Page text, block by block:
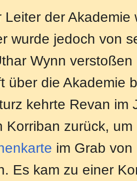
Leiter der
wurde jedoch von
Wynn verstoßen
über die Akademie
kehrte Revan im
Korriban zurück, um
im Grab von
Es kam zu einer